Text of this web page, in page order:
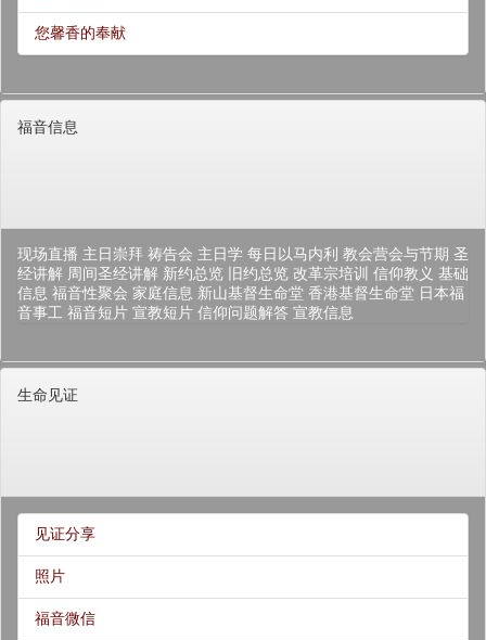
您馨香的奉献
福音信息
现场直播 主日崇拜 祷告会 主日学 每日以马内利 教会营会与节期 圣
经讲解 周间圣经讲解 新约总览 旧约总览 改革宗培训 信仰教义 基础
信息 福音性聚会 家庭信息 新山基督生命堂 香港基督生命堂 日本福
音事工 福音短片 宣教短片 信仰问题解答 宣教信息
生命见证
见证分享
照片
福音微信